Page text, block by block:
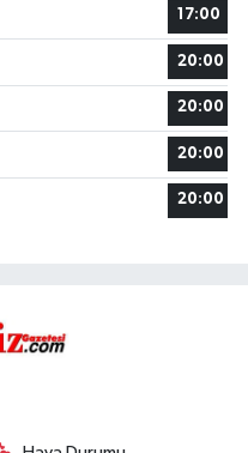
17:00
20:00
20:00
20:00
20:00